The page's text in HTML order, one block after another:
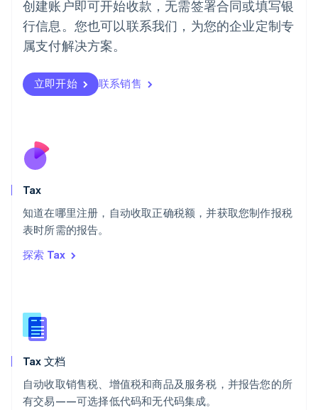
创建账户即可开始收款，无需签署合同或填写银
行信息。您也可以联系我们，为您的企业定制专
属支付解决方案。
立即开始 联系销售
Tax
知道在哪里注册，自动收取正确税额，并获取您制作报税
表时所需的报告。
探索 Tax
Tax 文档
自动收取销售税、增值税和商品及服务税，并报告您的所
有交易——可选择低代码和无代码集成。
葡萄牙
PortuguêsEnglish
日本
瑞典
Svenska English
瑞士
English
斯洛伐克
泰国
ไทยEnglish
English
English
新西兰
匈牙利
意大利
ItalianoEnglish